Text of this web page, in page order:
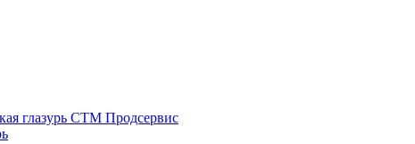
глазурь СТМ Продсервис